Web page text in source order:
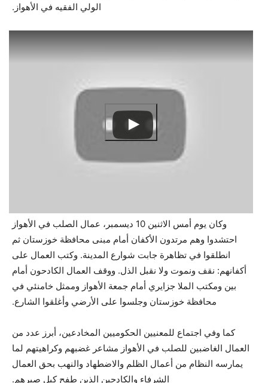
الولي الفقيه في الأهواز.
وكان يوم أمس الاثنين 10 ديسمبر، عمال الصلب في الأهواز
احتشدوا وهم مرتدون الأكفان أمام مبنى محافظة خوزستان ثم
انطلقوا في تظاهرة جابت شوارع المدينة. وكتب العمال على
أكفانهم: نقف ونموت ولا نقبل الذل. ووقف العمال الكادحون أمام
بين ومكتب الملا جزايري أمام جمعة الأهواز وممثل خامنئي في
محافظة خوزستان وجلسوا على الأرضي وأغلقوا الشارع.
كما وفي اجتماع للمعنيين الحكوميين المخادعين، أبرز عدد من
العمال الغاضبين للصلب في الأهواز مشاعر غضبهم وكراهيتهم لما
يمارسه النظام من أعمال الظلم والاضطهاد والنهب بحق العمال
الشرفاء والكادحين الذين طفح كيل صبرهم.